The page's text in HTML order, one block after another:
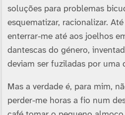
soluções para problemas
esquematizar, racionalizar.
enterrar-me até aos joelhos
dantescas do género,
deviam ser fuziladas por uma
Mas a verdade é, para mim,
perder-me horas a fio num